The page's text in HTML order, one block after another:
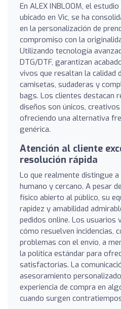
En ALEX INBLOOM, el
ubicado en Vic, se ha
en la personalización de
compromiso con la
Utilizando tecnología
DTG/DTF, garantizan
vivos que resaltan la calidad
camisetas, sudaderas y
bags. Los clientes destacan
diseños son únicos,
ofreciendo una alternativa
genérica.
Atención al cliente
resolución rápida
Lo que realmente distingue
humano y cercano. A pesar
físico abierto al público, su
rapidez y amabilidad
pedidos online. Los usuarios
cómo resuelven incidencias,
problemas con el envío, a
la política estándar para
satisfactorias. La
asesoramiento
experiencia de compra en
cuando surgen